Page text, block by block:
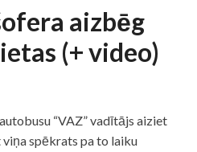
aizbēg
(+ video)
“VAZ” vadītājs aiziet
spēkrats pa to laiku